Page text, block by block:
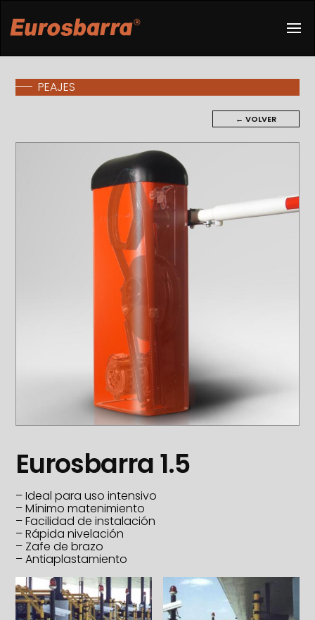
PEAJES
← VOLVER
Eurosbarra 1.5
– Ideal para uso intensivo
– Mínimo matenimiento
– Facilidad de instalación
– Rápida nivelación
– Zafe de brazo
– Antiaplastamiento